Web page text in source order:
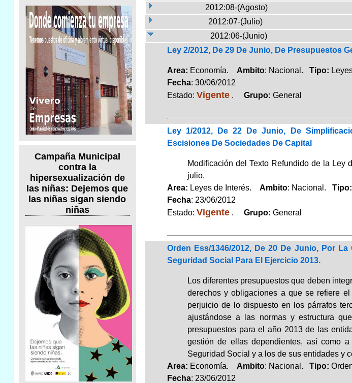
Campaña Municipal
contra la
hipersexualización de
las niñas: Dejemos que
las niñas sigan siendo
niñas
2012:08-(Agosto)
2012:07-(Julio)
2012:06-(Junio)
Ley 2/2012, De 29 De Junio, De Presupuestos
Area: Economía. Ambito: Nacional. Tipo:
Fecha: 30/06/2012
Estado: Vigente. Grupo: General
Ley 1/2012, De 22 De Junio, De
Escisiones De Sociedades De Capital
Modificación del Texto Refundido de la
julio.
Area: Leyes de Interés. Ambito: Nacional. Tipo:
Fecha: 23/06/2012
Estado: Vigente. Grupo: General
Orden Ess/1346/2012, De 20 De Junio, Por
Seguridad Social Para El Ejercicio 2013.
Los diferentes presupuestos que deben
derechos y obligaciones a que se refiere
perjuicio de lo dispuesto en los párrafos
ajustándose a las normas y estructura
presupuestos para el año 2013 de las
gestión de ellas dependientes, así como
Seguridad Social y a los de sus entidades y
Area: Economía. Ambito: Nacional. Tipo:
Fecha: 23/06/2012